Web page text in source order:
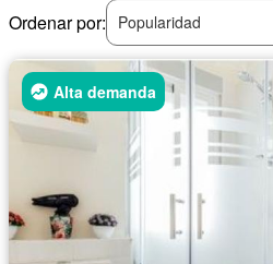
Ordenar por:
Popularidad
Alta demanda